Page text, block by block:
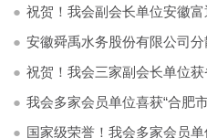
祝贺！我会三家副会长单位获
我会多家会员单位喜获“合肥